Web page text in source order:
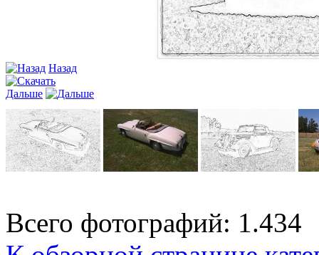
Назад
Дальше
Всего фотографий: 1.434